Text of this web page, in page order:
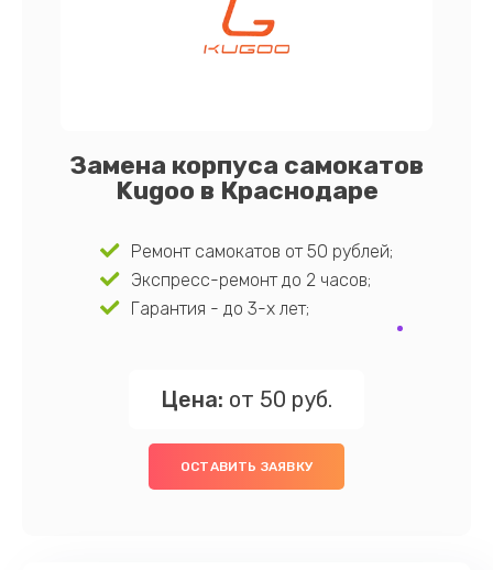
Замена корпуса самокатов
Kugoo в Краснодаре
Ремонт самокатов от 50 рублей;
Экспресс-ремонт до 2 часов;
Гарантия - до 3-х лет;
Цена: от 50 руб.
ОСТАВИТЬ ЗАЯВКУ